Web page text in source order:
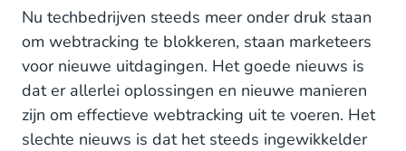
Nu techbedrijven steeds meer onder druk staan
om webtracking te blokkeren, staan marketeers
voor nieuwe uitdagingen. Het goede nieuws is
dat er allerlei oplossingen en nieuwe manieren
zijn om effectieve webtracking uit te voeren. Het
slechte nieuws is dat het steeds ingewikkelder